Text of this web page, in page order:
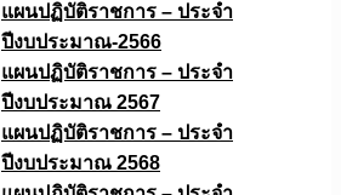
แผนปฏิบัติราชการ – ประจำ
ปีงบประมาณ-2566
แผนปฏิบัติราชการ – ประจำ
ปีงบประมาณ 2567
แผนปฏิบัติราชการ – ประจำ
ปีงบประมาณ 2568